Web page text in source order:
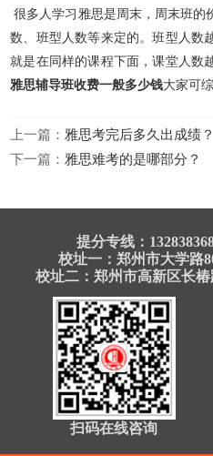
很多人学习雅思是周末，周末班的
数、班型人数等来定的。班型人数
就是在同样的课程下面，课堂人数
雅思辅导班收费一般多少钱大家可
上一篇：雅思考完后多久出成绩？
下一篇： 雅思难考的是哪部分？
提分专线：
校址一：郑州市大学路
校址二：郑州市高新区长
扫码在线咨询